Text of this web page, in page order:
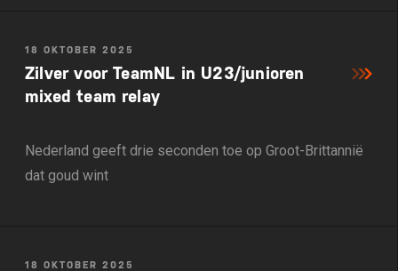
18 OKTOBER 2025
Zilver voor TeamNL in U23/junioren
mixed team relay
Nederland geeft drie seconden toe op Groot-Brittannië
dat goud wint
18 OKTOBER 2025